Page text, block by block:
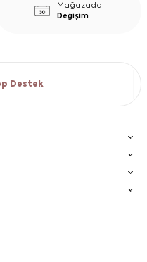
Mağazada
Değişim
Destek